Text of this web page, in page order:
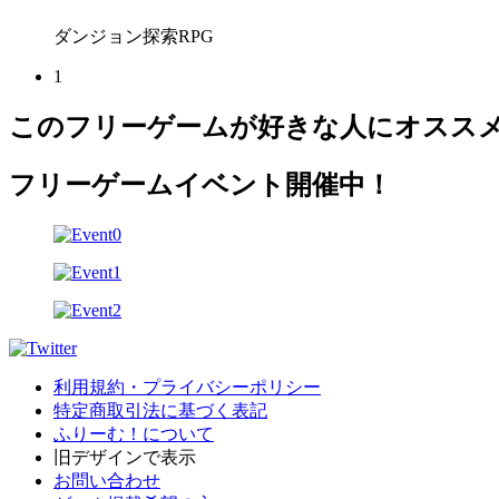
ダンジョン探索RPG
1
このフリーゲームが好きな人にオスス
フリーゲームイベント開催中！
利用規約・プライバシーポリシー
特定商取引法に基づく表記
ふりーむ！について
旧デザインで表示
お問い合わせ